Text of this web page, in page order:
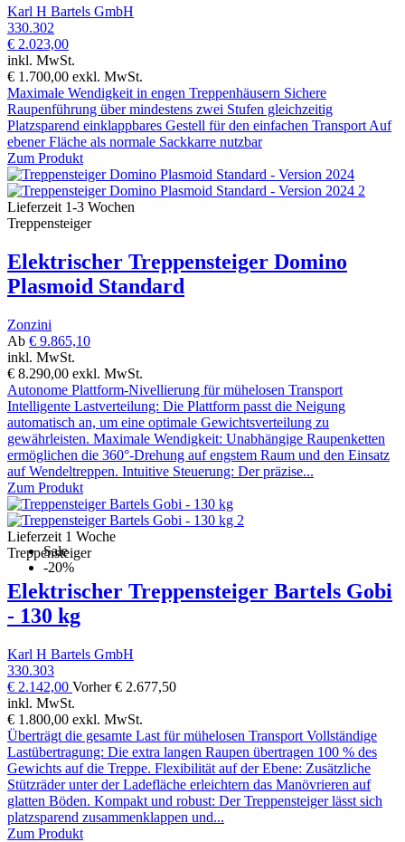
Karl H Bartels GmbH
330.302
€ 2.023,00
inkl. MwSt.
€ 1.700,00 exkl. MwSt.
Maximale Wendigkeit in engen Treppenhäusern Sichere
Raupenführung über mindestens zwei Stufen gleichzeitig
Platzsparend einklappbares Gestell für den einfachen Transport Auf
ebener Fläche als normale Sackkarre nutzbar
Zum Produkt
Lieferzeit 1-3 Wochen
Treppensteiger
Elektrischer Treppensteiger Domino
Plasmoid Standard
Zonzini
Ab € 9.865,10
inkl. MwSt.
€ 8.290,00 exkl. MwSt.
Autonome Plattform-Nivellierung für mühelosen Transport
Intelligente Lastverteilung: Die Plattform passt die Neigung
automatisch an, um eine optimale Gewichtsverteilung zu
gewährleisten. Maximale Wendigkeit: Unabhängige Raupenketten
ermöglichen die 360°-Drehung auf engstem Raum und den Einsatz
auf Wendeltreppen. Intuitive Steuerung: Der präzise...
Zum Produkt
Sale
-20%
Lieferzeit 1 Woche
Treppensteiger
Elektrischer Treppensteiger Bartels Gobi
- 130 kg
Karl H Bartels GmbH
330.303
€ 2.142,00 Vorher€ 2.677,50
inkl. MwSt.
€ 1.800,00 exkl. MwSt.
Überträgt die gesamte Last für mühelosen Transport Vollständige
Lastübertragung: Die extra langen Raupen übertragen 100 % des
Gewichts auf die Treppe. Flexibilität auf der Ebene: Zusätzliche
Stützräder unter der Ladefläche erleichtern das Manövrieren auf
glatten Böden. Kompakt und robust: Der Treppensteiger lässt sich
platzsparend zusammenklappen und...
Zum Produkt